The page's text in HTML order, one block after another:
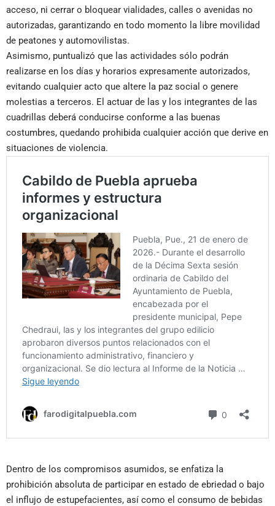
acceso, ni cerrar o bloquear vialidades, calles o avenidas no
autorizadas, garantizando en todo momento la libre movilidad
de peatones y automovilistas.
Asimismo, puntualizó que las actividades sólo podrán
realizarse en los días y horarios expresamente autorizados,
evitando cualquier acto que altere la paz social o genere
molestias a terceros. El actuar de las y los integrantes de las
cuadrillas deberá conducirse conforme a las buenas
costumbres, quedando prohibida cualquier acción que derive en
situaciones de violencia.
Dentro de los compromisos asumidos, se enfatiza la
prohibición absoluta de participar en estado de ebriedad o bajo
el influjo de estupefacientes, así como el consumo de bebidas